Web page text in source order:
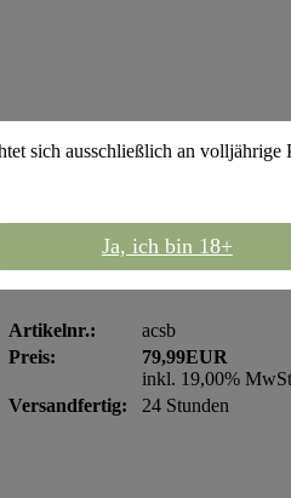
Amy Shisha Deluxe
Artikelnr.:
acsb
Preis:
79,99EUR
inkl. 19,00%
Versandfertig:
24 Stunden
sich ausschließlich an volljährige
Ja, ich bin 18+